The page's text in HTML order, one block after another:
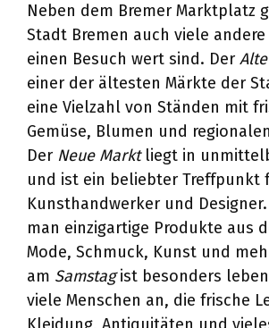
Neben dem Bremer Marktplatz
Stadt Bremen auch viele
einen Besuch wert sind. Der
einer der ältesten Märkte der
eine Vielzahl von Ständen mit
Gemüse, Blumen und
Der Neue Marktliegt in
und ist ein beliebter Treffpunkt
Kunsthandwerker und
man einzigartige Produkte aus
Mode, Schmuck, Kunst und
am Samstagist besonders
viele Menschen an, die frische